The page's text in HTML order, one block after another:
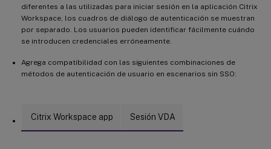
diferentes a las utilizadas para iniciar sesión en la aplicación Citrix
Workspace, los cuadros de diálogo de autenticación se muestran
por separado. Los usuarios pueden identificar fácilmente cuándo
se introducen credenciales erróneamente.
Agrega compatibilidad con las siguientes combinaciones de
métodos de autenticación de usuario en escenarios sin SSO:
Citrix Workspace app Sesión VDA
Compatibilidad con idiomas
Compatibilidad con SUSE 12 SP5
Mejora de la asignación de unidades de cliente
Novedades de la versión 2003
Compatibilidad con RHEL 8